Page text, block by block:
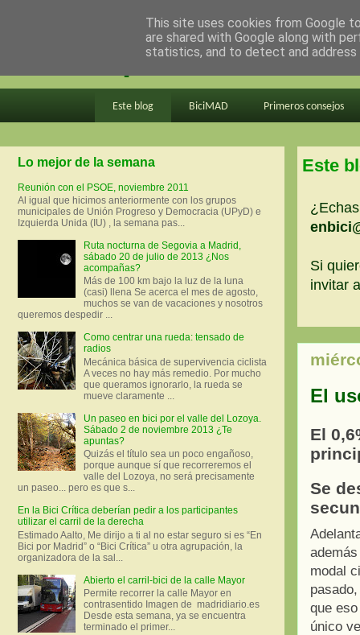
en bici por madrid
Este blog BiciMAD Primeros consejos
Este
Si
invitar
El
El
Se
modal
que
único
Lo mejor de la semana
Reunión con el PSOE, noviembre 2011
Al igual que hicimos anteriormente con los grupos
municipales de Unión Progreso y Democracia (UPyD) e
Izquierda Unida (IU) , la semana pas...
Ruta nocturna de Segovia a Madrid,
sábado 20 de julio de 2013 ¿Nos
acompañas?
Más de 100 km bajo la luz de la luna
(casi) llena Se acerca el mes de agosto,
muchos se van de vacaciones y nosotros
queremos despedir ...
Como centrar una rueda: tensado de
radios
Mecánica básica de supervivencia ciclista
A veces no hay más remedio. Por mucho
que queramos ignorarlo, la rueda se
mueve claramente ...
Un paseo en bici por el valle del Lozoya.
Sábado 2 de noviembre 2013 ¿Te
apuntas?
Quizás el título sea un poco engañoso,
porque aunque sí que recorreremos el
valle del Lozoya, no será precisamente
un paseo... pero es que s...
En la Bici Crítica deberían pedir a los participantes
utilizar el carril de la derecha
Estimado Aalto, Me dirijo a ti al no estar seguro si es “En
Bici por Madrid” o “Bici Crítica” u otra agrupación, la
organizadora de la sal...
Abierto el carril-bici de la calle Mayor
Permite recorrer la calle Mayor en
contrasentido Imagen de madridiario.es
Desde esta semana, ya se encuentra
terminado el primer...
This site uses cookies from Google
are shared with Google along with
statistics, and to detect and address